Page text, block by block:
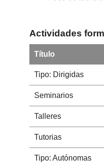
Actividades
Título
Tipo: Dirigidas
Seminarios
Talleres
Tutorias
Tipo: Autónomas